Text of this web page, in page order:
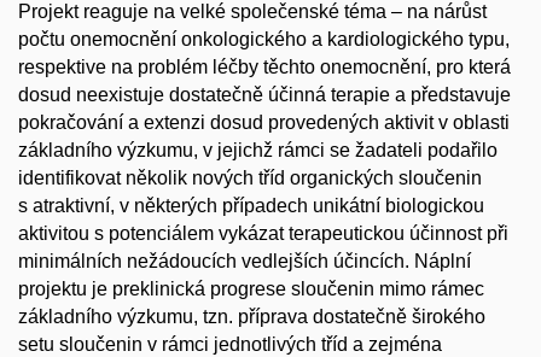
Projekt reaguje na velké společenské téma – na nárůst
počtu onemocnění onkologického a kardiologického typu,
respektive na problém léčby těchto onemocnění, pro která
dosud neexistuje dostatečně účinná terapie a představuje
pokračování a extenzi dosud provedených aktivit v oblasti
základního výzkumu, v jejichž rámci se žadateli podařilo
identifikovat několik nových tříd organických sloučenin
s atraktivní, v některých případech unikátní biologickou
aktivitou s potenciálem vykázat terapeutickou účinnost při
minimálních nežádoucích vedlejších účincích. Náplní
projektu je preklinická progrese sloučenin mimo rámec
základního výzkumu, tzn. příprava dostatečně širokého
setu sloučenin v rámci jednotlivých tříd a zejména